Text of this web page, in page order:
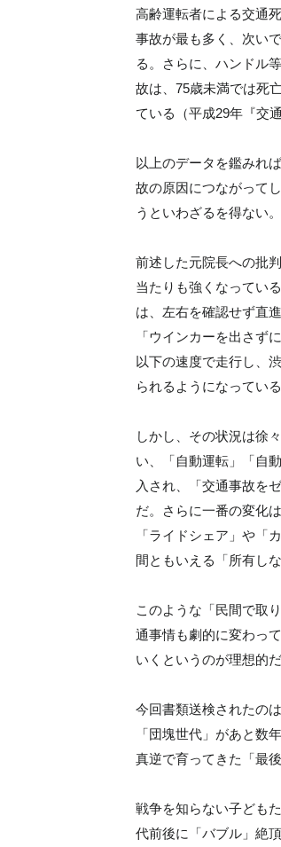
高齢運転者による交通
事故が最も多く、次い
る。さらに、ハンドル
故は、75歳未満では死
ている（平成29年『交
以上のデータを鑑みれ
故の原因につながって
うといわざるを得ない。
前述した元院長への批
当たりも強くなってい
は、左右を確認せず直
「ウインカーを出さず
以下の速度で走行し、
られるようになってい
しかし、その状況は徐
い、「自動運転」「自
入され、「交通事故を
だ。さらに一番の変化
「ライドシェア」や「
間ともいえる「所有し
このような「民間で取
通事情も劇的に変わっ
いくというのが理想的だ
今回書類送検されたの
「団塊世代」があと数
真逆で育ってきた「最
戦争を知らない子ども
代前後に「バブル」絶